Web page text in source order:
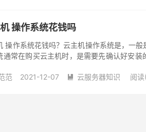
操作系统花钱吗
操作系统花钱吗？云主机操作系统是，一
通常在购买云主机时，是需要先确认好安装
范
2021-12-07  云服务器知识 阅